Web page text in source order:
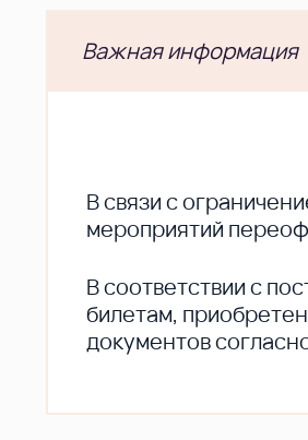
Важная информация
В cвязи с
мероприятий
В соответствии с
билетам,
документов